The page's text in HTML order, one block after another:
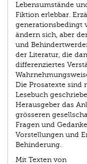
Lebensumstände
Fiktion erlebbar.
generationsbedingt
ändern sich, aber
und
der Literatur, die
differenziertes
Die Prosatexte sind
Lesebuch
Herausgeber das
grösseren
Fragen und
Vorstellungen und
Behinderung.
Mit Texten von